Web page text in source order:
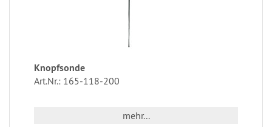
Knopfsonde
Art.Nr.: 165-118-200
mehr...